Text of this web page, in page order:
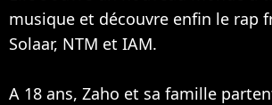
musique et découvre enfin le rap
Solaar, NTM et IAM.
A 18 ans, Zaho et sa famille